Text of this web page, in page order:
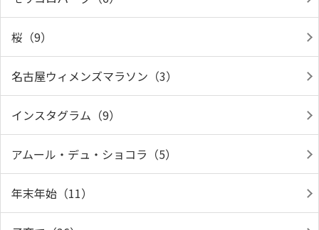
桜（9）
名古屋ウィメンズマラソン（3）
インスタグラム（9）
アムール・デュ・ショコラ（5）
年末年始（11）